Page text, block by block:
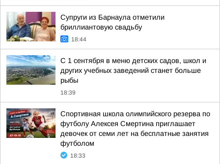
Супруги из Барнаула отметили
бриллиантовую свадьбу
18:44
С 1 сентября в меню детских садов, школ и
других учебных заведений станет больше
рыбы
18:39
Спортивная школа олимпийского резерва по
футболу Алексея Смертина приглашает
девочек от семи лет на бесплатные занятия
футболом
18:33